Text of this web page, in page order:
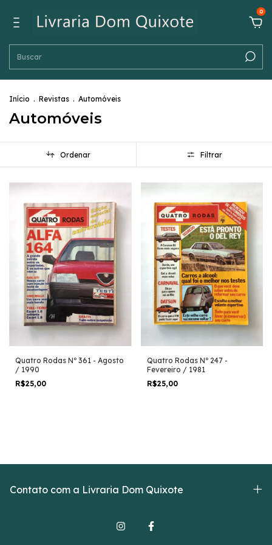
0
Início . Revistas . Automóveis
Automóveis
Ordenar Filtrar
Quatro Rodas Nº 361 - Agosto
/ 1990
R$25,00
Quatro Rodas Nº 247 -
Fevereiro / 1981
R$25,00
Contato com a Livraria Dom Quixote